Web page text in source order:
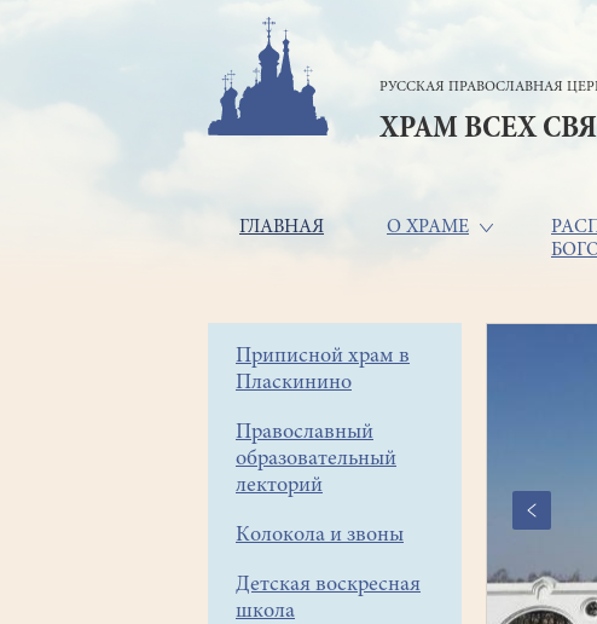
РУССКАЯ ПРАВОСЛАВНАЯ
ХРАМ ВСЕХ
Основная
ГЛАВНАЯ О ХРАМЕ
Боковое
меню
Приписной храм в
Пласкинино
Православный
образовательный
лекторий
Колокола и звоны
Детская воскресная
школа